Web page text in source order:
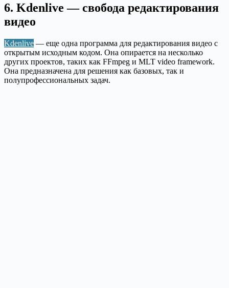
6. Kdenlive — свобода редактирования
видео
Kdenlive — еще одна программа для редактирования видео с
открытым исходным кодом. Она опирается на несколько
других проектов, таких как FFmpeg и MLT video framework.
Она предназначена для решения как базовых, так и
полупрофессиональных задач.